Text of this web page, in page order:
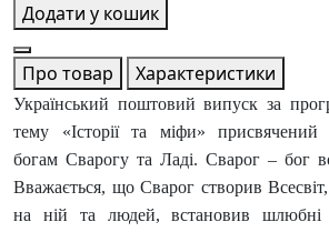
Додати у кошик
Про товар Характеристики
Український поштовий випуск за
тему «Історії та міфи» присвячений
богам Сварогу та Ладі. Сварог – бог
Вважається, що Сварог створив
на ній та людей, встановив шлюбні